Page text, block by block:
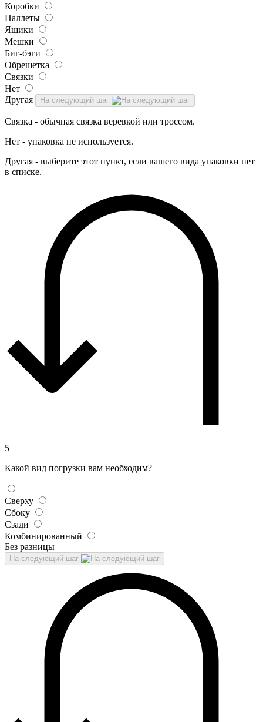
Коробки
Паллеты
Ящики
Мешки
Биг-бэги
Обрешетка
Связки
Нет
Другая
На следующий шаг
Связка - обычная связка веревкой или троссом.
Нет - упаковка не используется.
Другая - выберите этот пункт, если вашего вида упаковки нет
в списке.
5
Какой вид погрузки вам необходим?
Сверху
Сбоку
Сзади
Комбинированный
Без разницы
На следующий шаг